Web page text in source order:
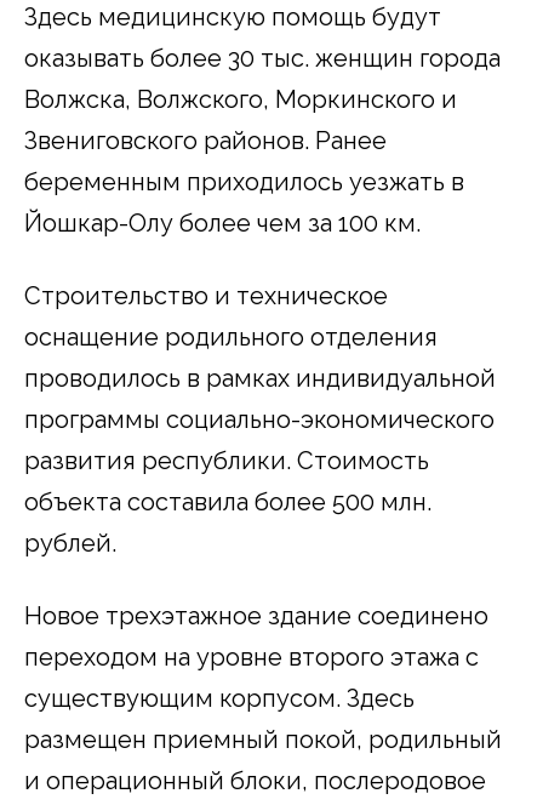
Здесь медицинскую помощь будут
оказывать более 30 тыс. женщин города
Волжска, Волжского, Моркинского и
Звениговского районов. Ранее
беременным приходилось уезжать в
Йошкар-Олу более чем за 100 км.
Строительство и техническое
оснащение родильного отделения
проводилось в рамках индивидуальной
программы социально-экономического
развития республики. Стоимость
объекта составила более 500 млн.
рублей.
Новое трехэтажное здание соединено
переходом на уровне второго этажа с
существующим корпусом. Здесь
размещен приемный покой, родильный
и операционный блоки, послеродовое